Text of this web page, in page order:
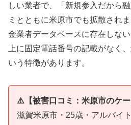
しい業者で、「新規参入だから
ミとともに米原市でも拡散され
金業者データベースに存在しな
上に固定電話番号の記載がなく
いう特徴があります。
⚠️【被害口コミ：米原市のケー
滋賀米原市・25歳・アルバイ